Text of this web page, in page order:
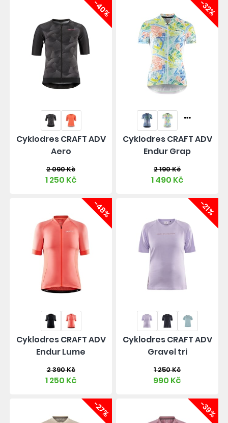
-40%
Cyklodres CRAFT ADV
Aero
2 090 Kč
1 250 Kč
-32%
Cyklodres CRAFT ADV
Endur Grap
2 190 Kč
1 490 Kč
-48%
Cyklodres CRAFT ADV
Endur Lume
2 390 Kč
1 250 Kč
-21%
Cyklodres CRAFT ADV
Gravel tri
1 250 Kč
990 Kč
-27% -39%